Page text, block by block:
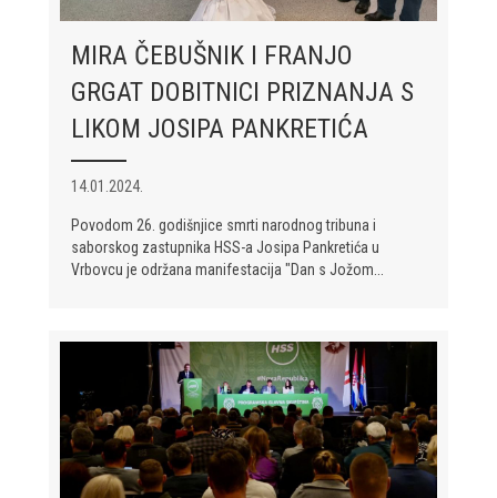
MIRA ČEBUŠNIK I FRANJO
GRGAT DOBITNICI PRIZNANJA S
LIKOM JOSIPA PANKRETIĆA
14.01.2024.
Povodom 26. godišnjice smrti narodnog tribuna i
saborskog zastupnika HSS-a Josipa Pankretića u
Vrbovcu je održana manifestacija "Dan s Jožom...